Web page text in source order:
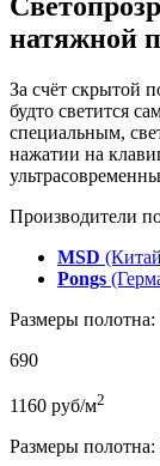
натяжной
За счёт скрытой
будто светится
специальным,
нажатии на
Производители
MSD
Pongs
Размеры
690
1160 руб/м2
Размеры полотна: